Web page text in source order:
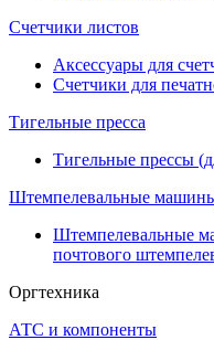
Счетчики листов
Аксессуары для
Счетчики для
Тигельные пресса
Тигельные прессы
Штемпелевальные
Штемпелевальные
почтового
Оргтехника
АТС и компоненты